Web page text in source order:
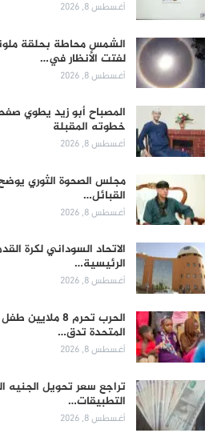
أغسطس 8, 2026
الشمس محاطة بحلقة
لفتت الأنظار في…
أغسطس 8, 2026
المصباح أبو زيد يطوي
خطوته المقبلة
أغسطس 8, 2026
مجلس الصحوة الثوري
القبائل…
أغسطس 8, 2026
الاتحاد السوداني لكرة
الرئيسية…
أغسطس 8, 2026
الحرب تحرم 8
المتحدة تدق…
أغسطس 8, 2026
تراجع سعر تحويل الجنيه
التطبيقات…
أغسطس 8, 2026